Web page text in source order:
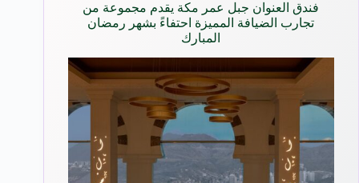
فندق العنوان جبل عمر مكة يقدم مجموعة من
تجارب الضيافة المميزة احتفاءً بشهر رمضان
المبارك